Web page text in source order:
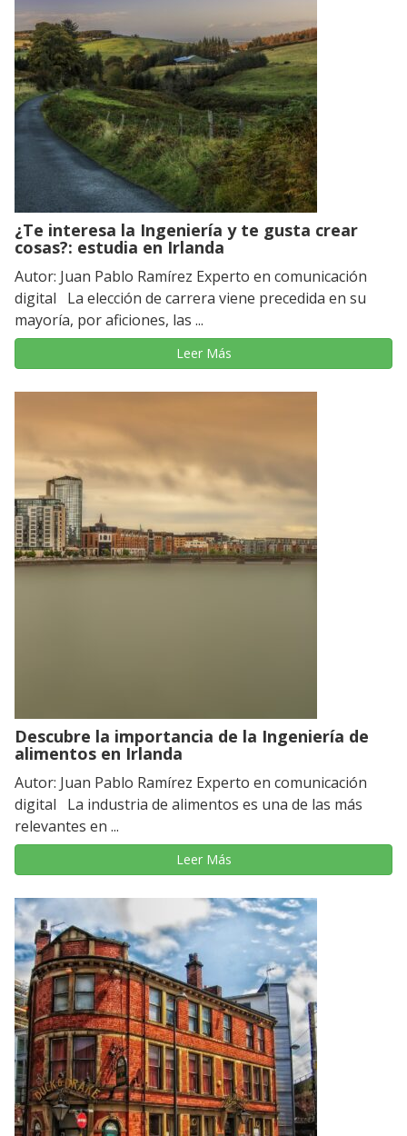
¿Te interesa la Ingeniería y te gusta crear
cosas?: estudia en Irlanda
Autor: Juan Pablo Ramírez Experto en comunicación
digital La elección de carrera viene precedida en su
mayoría, por aficiones, las ...
Leer Más
Descubre la importancia de la Ingeniería de
alimentos en Irlanda
Autor: Juan Pablo Ramírez Experto en comunicación
digital La industria de alimentos es una de las más
relevantes en ...
Leer Más